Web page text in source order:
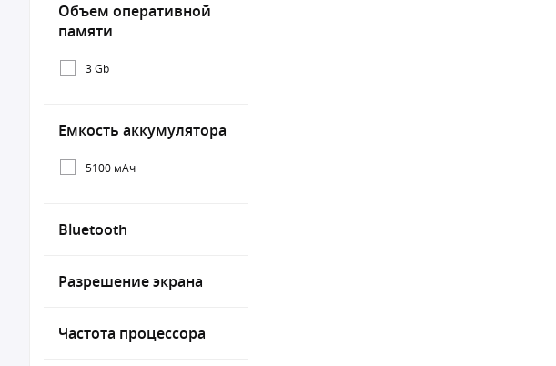
Объем оперативной
памяти
3 Gb
Емкость аккумулятора
5100 мАч
Bluetooth
Разрешение экрана
Частота процессора